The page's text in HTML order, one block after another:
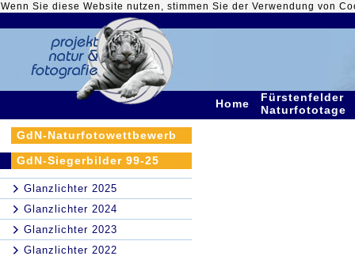
Wenn Sie diese Website nutzen, stimmen Sie der Verwendung von
Home
Fürstenfelder
Naturfototage
GdN-Naturfotowettbewerb
GdN-Siegerbilder 99-25
Glanzlichter 2025
Glanzlichter 2024
Glanzlichter 2023
Glanzlichter 2022